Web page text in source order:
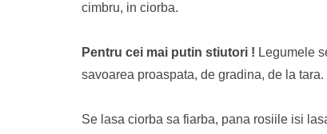
cimbru, in ciorba.
Pentru cei mai putin stiutori ! Legumele
savoarea proaspata, de gradina, de la tara.
Se lasa ciorba sa fiarba, pana rosiile isi